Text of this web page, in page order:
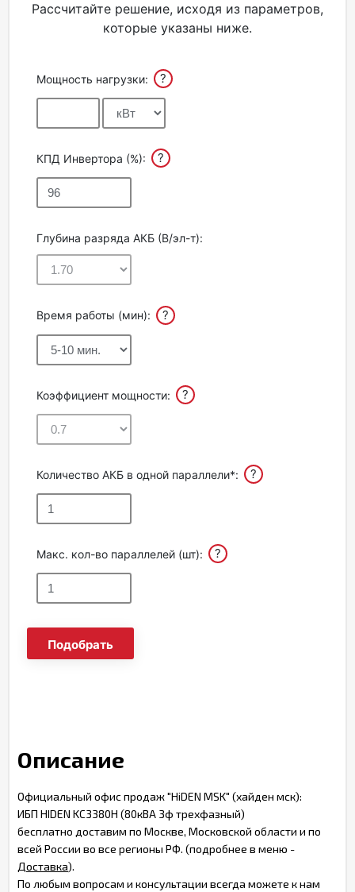
Рассчитайте решение, исходя из параметров,
которые указаны ниже.
Мощность нагрузки: ?
КПД Инвертора (%): ?
Глубина разряда АКБ (В/эл-т):
Время работы (мин): ?
Коэффициент мощности: ?
Количество АКБ в одной параллели*: ?
Макс. кол-во параллелей (шт): ?
Подобрать
Описание
Официальный офис продаж "HiDEN MSK" (хайден мск):
ИБП HIDEN KC3380H (80кВА 3ф трехфазный)
бесплатно доставим по Москве, Московской области и по
всей России во все регионы РФ. (подробнее в меню -
Доставка).
По любым вопросам и консультации всегда можете к нам